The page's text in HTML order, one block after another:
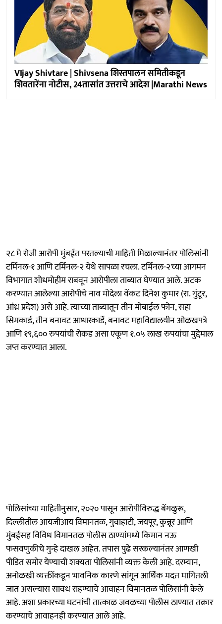
VIjay Shivtare | Shivsena शिस्तपालन समितीकडून
शिवतारेंना नोटीस, 24तासांत उत्तराचे आदेश |Marathi News
२८ मे रोजी आरोपी मुंबईत परतल्याची माहिती मिळाल्यानंतर पोलिसांनी
टर्मिनल-१ आणि टर्मिनल-२ येथे सापळा रचला. टर्मिनल-२च्या आगमन
विभागात शोधमोहीम राबवून आरोपीला ताब्यात घेण्यात आले. अटक
करण्यात आलेल्या आरोपीचे नाव मोदेला वेंकट दिनेश कुमार (रा. गुंटूर,
आंध्र प्रदेश) असे आहे. त्याच्या ताब्यातून तीन मोबाईल फोन, सहा
सिमकार्ड, तीन बनावट आधारकार्डे, बनावट महाविद्यालयीन ओळखपत्रे
आणि १९,६०० रुपयांची रोकड असा एकूण १.०५ लाख रुपयांचा मुद्देमाल
जप्त करण्यात आला.
पोलिसांच्या माहितीनुसार, २०२० पासून आरोपीविरुद्ध बेंगळुरू,
दिल्लीतील आयजीआय विमानतळ, गुवाहाटी, जयपूर, कुन्नूर आणि
मुंबईसह विविध विमानतळ पोलीस ठाण्यांमध्ये किमान नऊ
फसवणुकीचे गुन्हे दाखल आहेत. तपास पुढे सरकल्यानंतर आणखी
पीडित समोर येण्याची शक्यता पोलिसांनी व्यक्त केली आहे. दरम्यान,
अनोळखी व्यक्तींकडून भावनिक कारणे सांगून आर्थिक मदत मागितली
जात असल्यास सावध राहण्याचे आवाहन विमानतळ पोलिसांनी केले
आहे. अशा प्रकारच्या घटनांची तात्काळ जवळच्या पोलीस ठाण्यात तक्रार
करण्याचे आवाहनही करण्यात आले आहे.